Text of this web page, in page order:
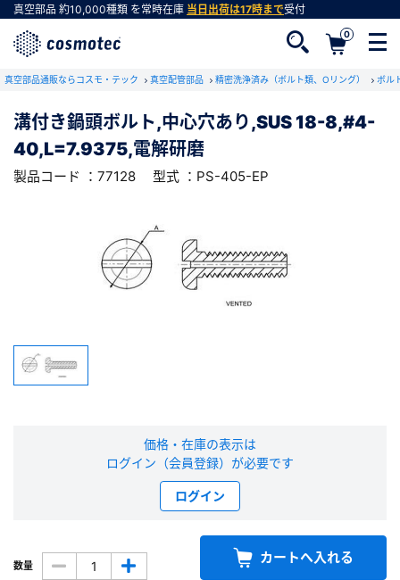
真空部品 約10,000種類 を常時在庫 当日出荷は17時まで受付
0
真空部品通販ならコスモ・テック 真空配管部品 精密洗浄済み（ボルト類、Oリング） ボル
溝付き鍋頭ボルト,中心穴あり,SUS 18-8,#4-
40,L=7.9375,電解研磨
製品コード ：77128 型式 ：PS-405-EP
価格・在庫の表示は
ログイン（会員登録）が必要です
ログイン
数量 カートへ入れる
RoHS2適合報告書のダウンロード
下記製品のRoHS2適合報告書のダウンロードをします。
溝付き鍋頭ボルト,中心穴あり,SUS 18-
8,#4-40,L=7.9375,電解研磨
型式 ：PS-405-EP 製品コード ：77128
会社・学校・研究機関名
会員登録がお済みでない方
会員登録をすれば、便利な機能がご利用いただけ
新規会員登録（無料）
※新規会員登録をお申し込み頂いてから本登録となるまで、数日間かかる場合
があります。また当社の判断によりお断りする場合があります。
会員の方はこちら